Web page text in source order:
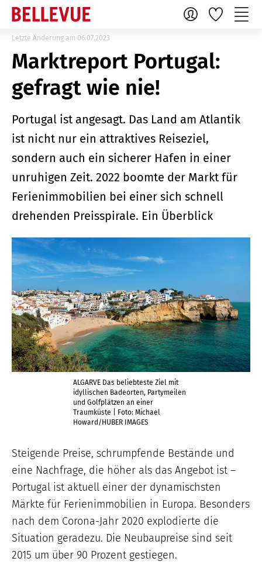
Letzte Änderung am 06.07.2023
Marktreport Portugal:
gefragt wie nie!
Portugal ist angesagt. Das Land am Atlantik
ist nicht nur ein attraktives Reiseziel,
sondern auch ein sicherer Hafen in einer
unruhigen Zeit. 2022 boomte der Markt für
Ferienimmobilien bei einer sich schnell
drehenden Preisspirale. Ein Überblick
ALGARVE Das beliebteste Ziel mit
idyllischen Badeorten, Partymeilen
und Golfplätzen an einer
Traumküste | Foto: Michael
Howard/HUBER IMAGES
Steigende Preise, schrumpfende Bestände und
eine Nachfrage, die höher als das Angebot ist –
Portugal ist aktuell einer der dynamischsten
Märkte für Ferienimmobilien in Europa. Besonders
nach dem Corona-Jahr 2020 explodierte die
Situation geradezu. Die Neubaupreise sind seit
2015 um über 90 Prozent gestiegen.